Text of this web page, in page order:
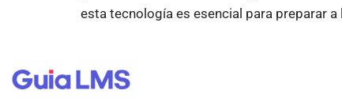
esta tecnología es esencial para preparar